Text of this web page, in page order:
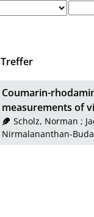
Treffer
Coumarin-
measurements of
Scholz, Norman ;
Nirmalananthan-